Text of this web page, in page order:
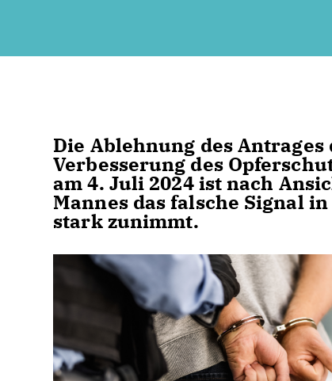
Die Ablehnung des
Verbesserung des
am 4. Juli 2024 ist nach
Mannes das falsche Signal
stark zunimmt.